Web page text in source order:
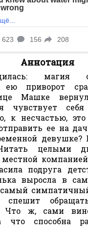
Аннотация
магия
ею приворот
Машке
чувствует себя
к несчастью,
ее на
девушке?
целыми
подруга
выросла в
самый
спешит
Что ж, сами
что способна